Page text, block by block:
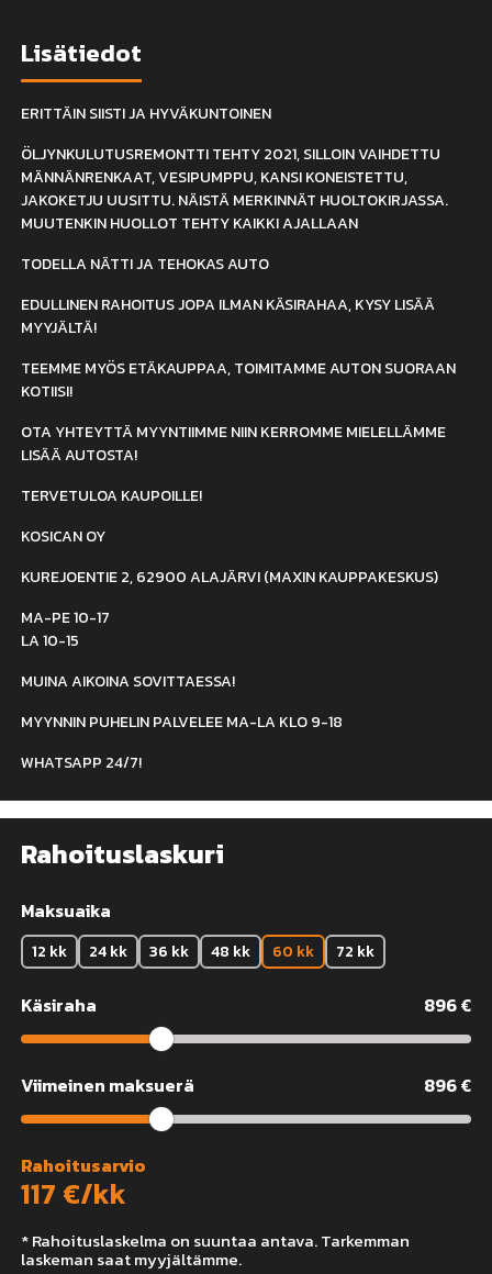
Lisätiedot
ERITTÄIN SIISTI JA HYVÄKUNTOINEN
ÖLJYNKULUTUSREMONTTI TEHTY 2021, SILLOIN VAIHDETTU
MÄNNÄNRENKAAT, VESIPUMPPU, KANSI KONEISTETTU,
JAKOKETJU UUSITTU. NÄISTÄ MERKINNÄT HUOLTOKIRJASSA.
MUUTENKIN HUOLLOT TEHTY KAIKKI AJALLAAN
TODELLA NÄTTI JA TEHOKAS AUTO
EDULLINEN RAHOITUS JOPA ILMAN KÄSIRAHAA, KYSY LISÄÄ
MYYJÄLTÄ!
TEEMME MYÖS ETÄKAUPPAA, TOIMITAMME AUTON SUORAAN
KOTIISI!
OTA YHTEYTTÄ MYYNTIIMME NIIN KERROMME MIELELLÄMME
LISÄÄ AUTOSTA!
TERVETULOA KAUPOILLE!
KOSICAN OY
KUREJOENTIE 2, 62900 ALAJÄRVI (MAXIN KAUPPAKESKUS)
MA-PE 10-17
LA 10-15
MUINA AIKOINA SOVITTAESSA!
MYYNNIN PUHELIN PALVELEE MA-LA KLO 9-18
WHATSAPP 24/7!
Rahoituslaskuri
Maksuaika
12 kk 24 kk 36 kk 48 kk 60 kk 72 kk
Käsiraha 896€
Viimeinen maksuerä 896€
Rahoitusarvio
117 €/kk
* Rahoituslaskelma on suuntaa antava. Tarkemman
laskeman saat myyjältämme.